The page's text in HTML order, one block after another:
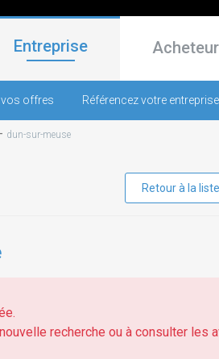
Entreprise Acheteur
vos offres Référencez votre entreprise
- dun-sur-meuse
Retour à la
recherche ou à consulter